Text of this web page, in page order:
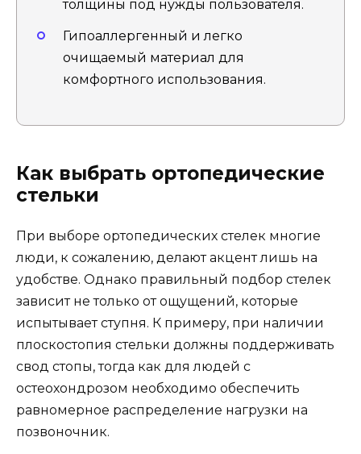
толщины под нужды пользователя.
Гипоаллергенный и легко
очищаемый материал для
комфортного использования.
Как выбрать ортопедические
стельки
При выборе ортопедических стелек многие
люди, к сожалению, делают акцент лишь на
удобстве. Однако правильный подбор стелек
зависит не только от ощущений, которые
испытывает ступня. К примеру, при наличии
плоскостопия стельки должны поддерживать
свод стопы, тогда как для людей с
остеохондрозом необходимо обеспечить
равномерное распределение нагрузки на
позвоночник.